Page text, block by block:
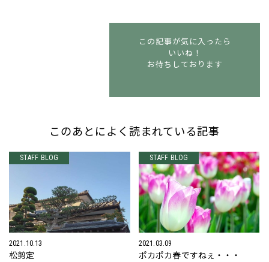
この記事が気に入ったら
いいね！
お待ちしております
このあとによく読まれている記事
STAFF BLOG
2021.10.13
松剪定
STAFF BLOG
2021.03.09
ポカポカ春ですねぇ・・・